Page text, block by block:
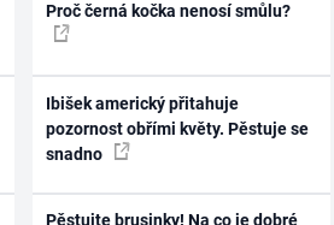
Proč černá kočka nenosí smůlu?
Ibišek americký přitahuje
pozornost obřími květy. Pěstuje se
snadno
Pěstujte brusinky! Na co je dobré